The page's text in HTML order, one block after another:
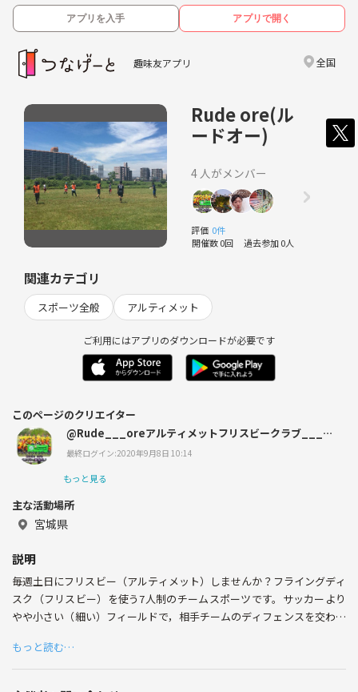
アプリを入手 アプリで開く
趣味友アプリ 全国
Rude ore(ル
ードオー)
4 人がメンバー
評価 0件
開催数 0回 過去参加 0人
関連カテゴリ
スポーツ全般 アルティメット
ご利用にはアプリのダウンロードが必要です
このページのクリエイター
@Rude___oreアルティメットフリスビークラブ___仙
台
最終ログイン:2020年9月8日 10:14
もっと見る
主な活動場所
宮城県
説明
毎週土日にフリスビー（アルティメット）しませんか？フライングディ
スク（フリスビー）を使う7人制のチームスポーツです。サッカーより
やや小さい（細い）フィールドで，相手チームのディフェンスを交わし
相手チームのエンドゾーンへのシュート（パス）を決めることで得点し
ていきます。
また，ディスクを持っているプレイヤーは走ることが出来ず，バスケッ
もっと読む…